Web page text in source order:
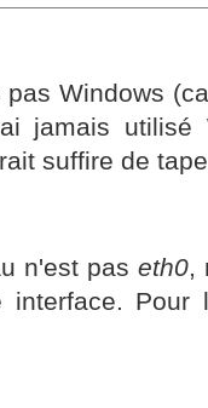
Windows
jamais utilisé
suffire de
n'est paseth0,
interface. Pour